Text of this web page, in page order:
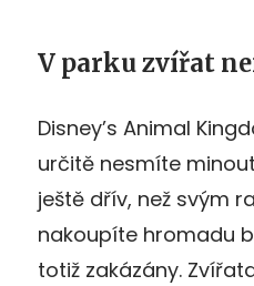
V parku zvířat
Disney’s Animal
určitě nesmíte
ještě dřív, než svým
nakoupíte hromadu
totiž zakázány.